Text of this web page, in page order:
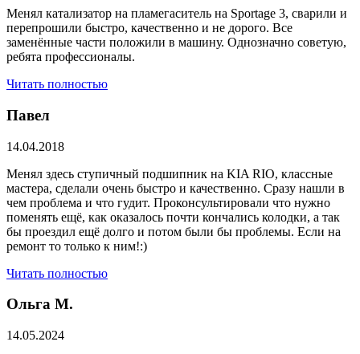
Менял катализатор на пламегаситель на Sportage 3, сварили и
перепрошили быстро, качественно и не дорого. Все
заменённые части положили в машину. Однозначно советую,
ребята профессионалы.
Читать полностью
Павел
14.04.2018
Менял здесь ступичный подшипник на KIA RIO, классные
мастера, сделали очень быстро и качественно. Сразу нашли в
чем проблема и что гудит. Проконсультировали что нужно
поменять ещё, как оказалось почти кончались колодки, а так
бы проездил ещё долго и потом были бы проблемы. Если на
ремонт то только к ним!:)
Читать полностью
Ольга М.
14.05.2024